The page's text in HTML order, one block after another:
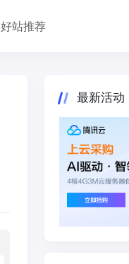
好站推荐
最新活动